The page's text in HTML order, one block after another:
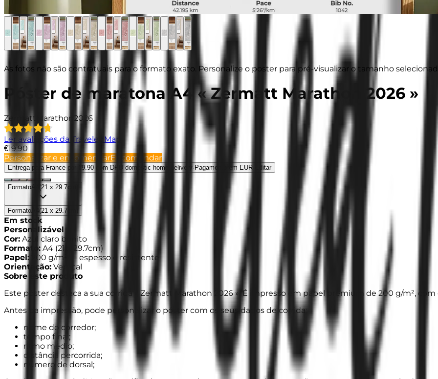
As fotos não são contratuais para o formato exato. Personalize o poster para pré-visualizar o tamanho
Póster de maratona A4 « Zermatt Marathon 2026 »
Zermatt Marathon 2026
Ler avaliações da TraveledMap
€19.90
Personalizar e encomendarEncomendar
Entrega para France por €9.90 com DPD domestic home delivery· Pagamento em EUR Editar
FormatoA4 (21 x 29.7cm
Formato A4(21 x 29.7cm
Em stock
Personalizável
Cor: Azul claro bonito
Formato: A4 (21 x 29.7cm)
Papel: 200 g/m² — espesso e resistente
Orientação: Vertical
Sobre este produto
Este póster destaca a sua corrida « Zermatt Marathon 2026 ». É impresso em papel premium de 200 g/m²,
Antes da impressão, pode personalizar o póster com os seus dados de corrida:
nome do corredor;
tempo final;
ritmo médio;
distância percorrida;
número de dorsal;